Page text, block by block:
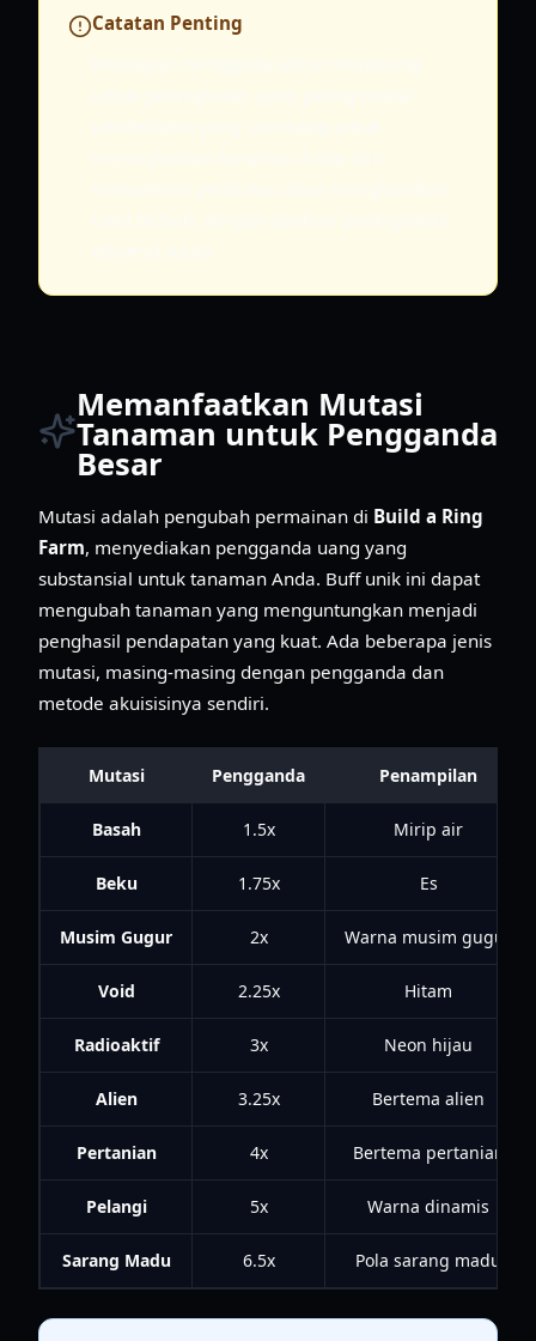
Catatan Penting
Memanfaatkan Mutasi
Tanaman untuk Pengganda
Besar
Mutasi adalah pengubah permainan di Build a Ring
Farm, menyediakan pengganda uang yang
substansial untuk tanaman Anda. Buff unik ini dapat
mengubah tanaman yang menguntungkan menjadi
penghasil pendapatan yang kuat. Ada beberapa jenis
mutasi, masing-masing dengan pengganda dan
metode akuisisinya sendiri.
Mutasi Pengganda Penampilan
Basah 1.5x Mirip air
Beku 1.75x Es
Musim Gugur 2x Warna musim gugur
Void 2.25x Hitam
Radioaktif 3x Neon hijau
Alien 3.25x Bertema alien
Pertanian 4x Bertema pertanian
Pelangi 5x Warna dinamis
Sarang Madu 6.5x Pola sarang madu